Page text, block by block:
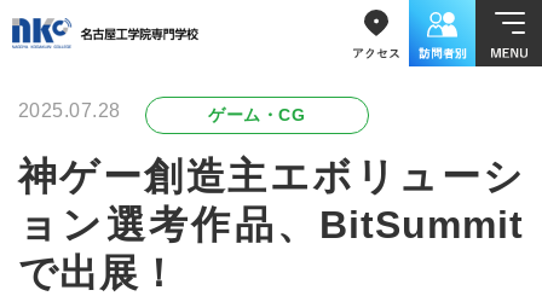
2025.07.28 ゲーム・CG
神ゲー創造主エボリューシ
ョン選考作品、BitSummit
で出展！